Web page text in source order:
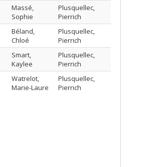
Massé,
Sophie
Plusquellec,
Pierrich
Béland,
Chloé
Plusquellec,
Pierrich
Smart,
Kaylee
Plusquellec,
Pierrich
Watrelot,
Marie-Laure
Plusquellec,
Pierrich